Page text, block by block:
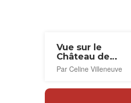
Vue sur le
Château de
Kanazawa
Par Celine Villeneuve